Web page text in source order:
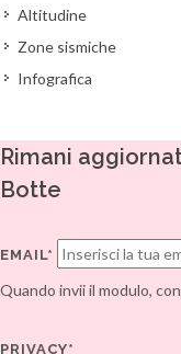
Altitudine
Zone sismiche
Infografica
Rimani
Botte
EMAIL*
Quando invii il modulo,
PRIVACY*